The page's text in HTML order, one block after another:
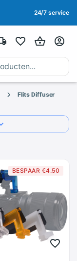
24/7 service
Flits Diffuser
BESPAAR €4.50